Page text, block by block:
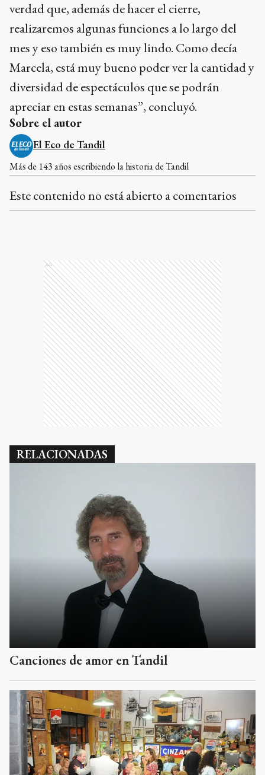
verdad que, además de hacer el cierre,
realizaremos algunas funciones a lo largo del
mes y eso también es muy lindo. Como decía
Marcela, está muy bueno poder ver la cantidad y
diversidad de espectáculos que se podrán
apreciar en estas semanas”, concluyó.
Sobre el autor
El Eco de Tandil
Más de 143 años escribiendo la historia de Tandil
Este contenido no está abierto a comentarios
Ads
RELACIONADAS
Canciones de amor en Tandil